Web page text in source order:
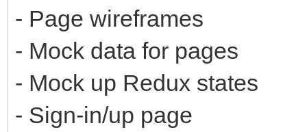
- Page wireframes
- Mock data for pages
- Mock up Redux states
- Sign-in/up page